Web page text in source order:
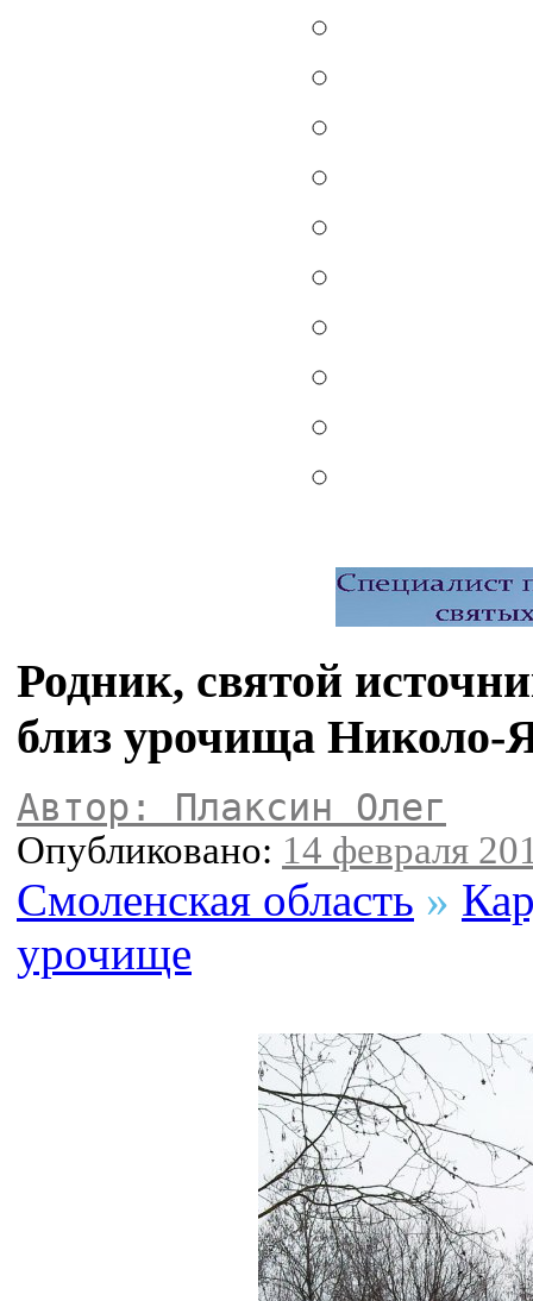
Родник, святой
близ урочища Николо-
Автор: Плаксин Олег
Опубликовано: 14 февраля
Смоленская область »
урочище